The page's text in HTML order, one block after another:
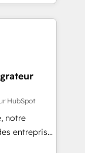
and
Tool.
2024,
ecosystem,
UK, USA,
and
seven
HubSpot
notre
entreprises